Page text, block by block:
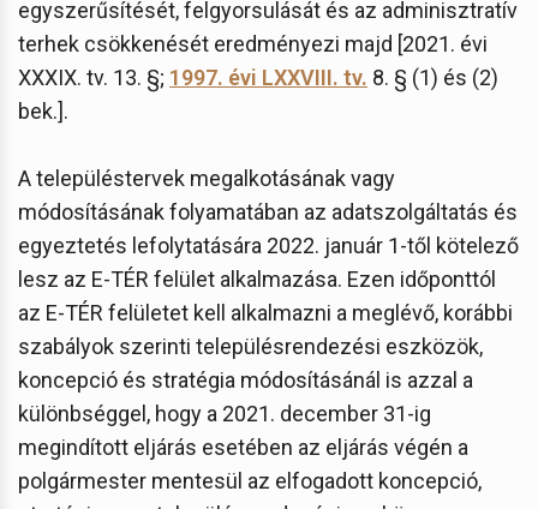
egyszerűsítését, felgyorsulását és az adminisztratív
terhek csökkenését eredményezi majd [2021. évi
XXXIX. tv. 13. §; 1997. évi LXXVIII. tv. 8. § (1) és (2)
bek.].
A településtervek megalkotásának vagy
módosításának folyamatában az adatszolgáltatás és
egyeztetés lefolytatására 2022. január 1-től kötelező
lesz az E-TÉR felület alkalmazása. Ezen időponttól
az E-TÉR felületet kell alkalmazni a meglévő, korábbi
szabályok szerinti településrendezési eszközök,
koncepció és stratégia módosításánál is azzal a
különbséggel, hogy a 2021. december 31-ig
megindított eljárás esetében az eljárás végén a
polgármester mentesül az elfogadott koncepció,